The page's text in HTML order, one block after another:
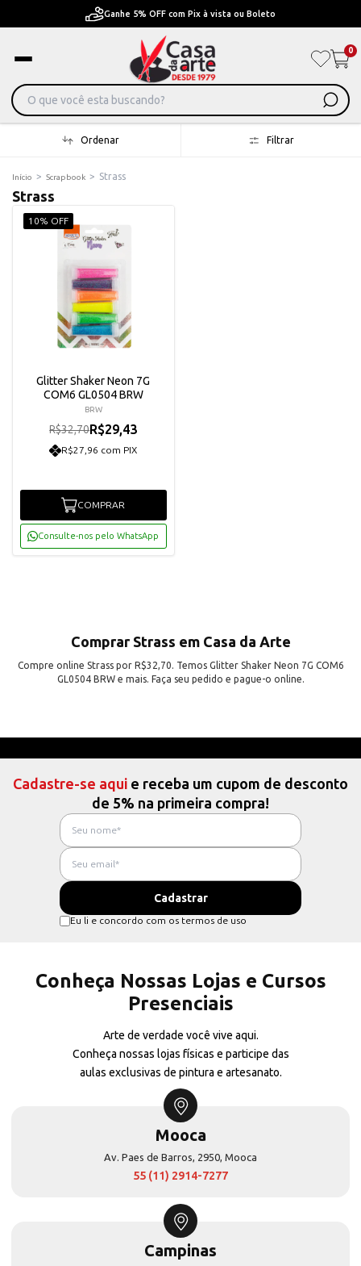
Ganhe 5% OFF com Pix à vista ou Boleto
0
Ordenar Filtrar
Início > Scrapbook > Strass
Strass
10% OFF
Glitter Shaker Neon 7G
COM6 GL0504 BRW
BRW
R$32,70R$29,43
R$27,96 com PIX
COMPRAR
Consulte-nos pelo WhatsApp
Comprar Strass em Casa da Arte
Compre online Strass por R$32,70. Temos Glitter Shaker Neon 7G COM6
GL0504 BRW e mais. Faça seu pedido e pague-o online.
Cadastre-se aqui e receba um cupom de desconto
de 5% na primeira compra!
Eu li e concordo com os termos de uso
Conheça Nossas Lojas e Cursos
Presenciais
Arte de verdade você vive aqui.
Conheça nossas lojas físicas e participe das
aulas exclusivas de pintura e artesanato.
Mooca
Av. Paes de Barros, 2950, Mooca
55 (11) 2914-7277
Campinas